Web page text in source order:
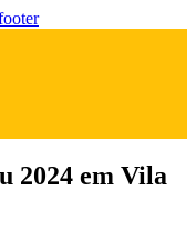
2024 em Vila